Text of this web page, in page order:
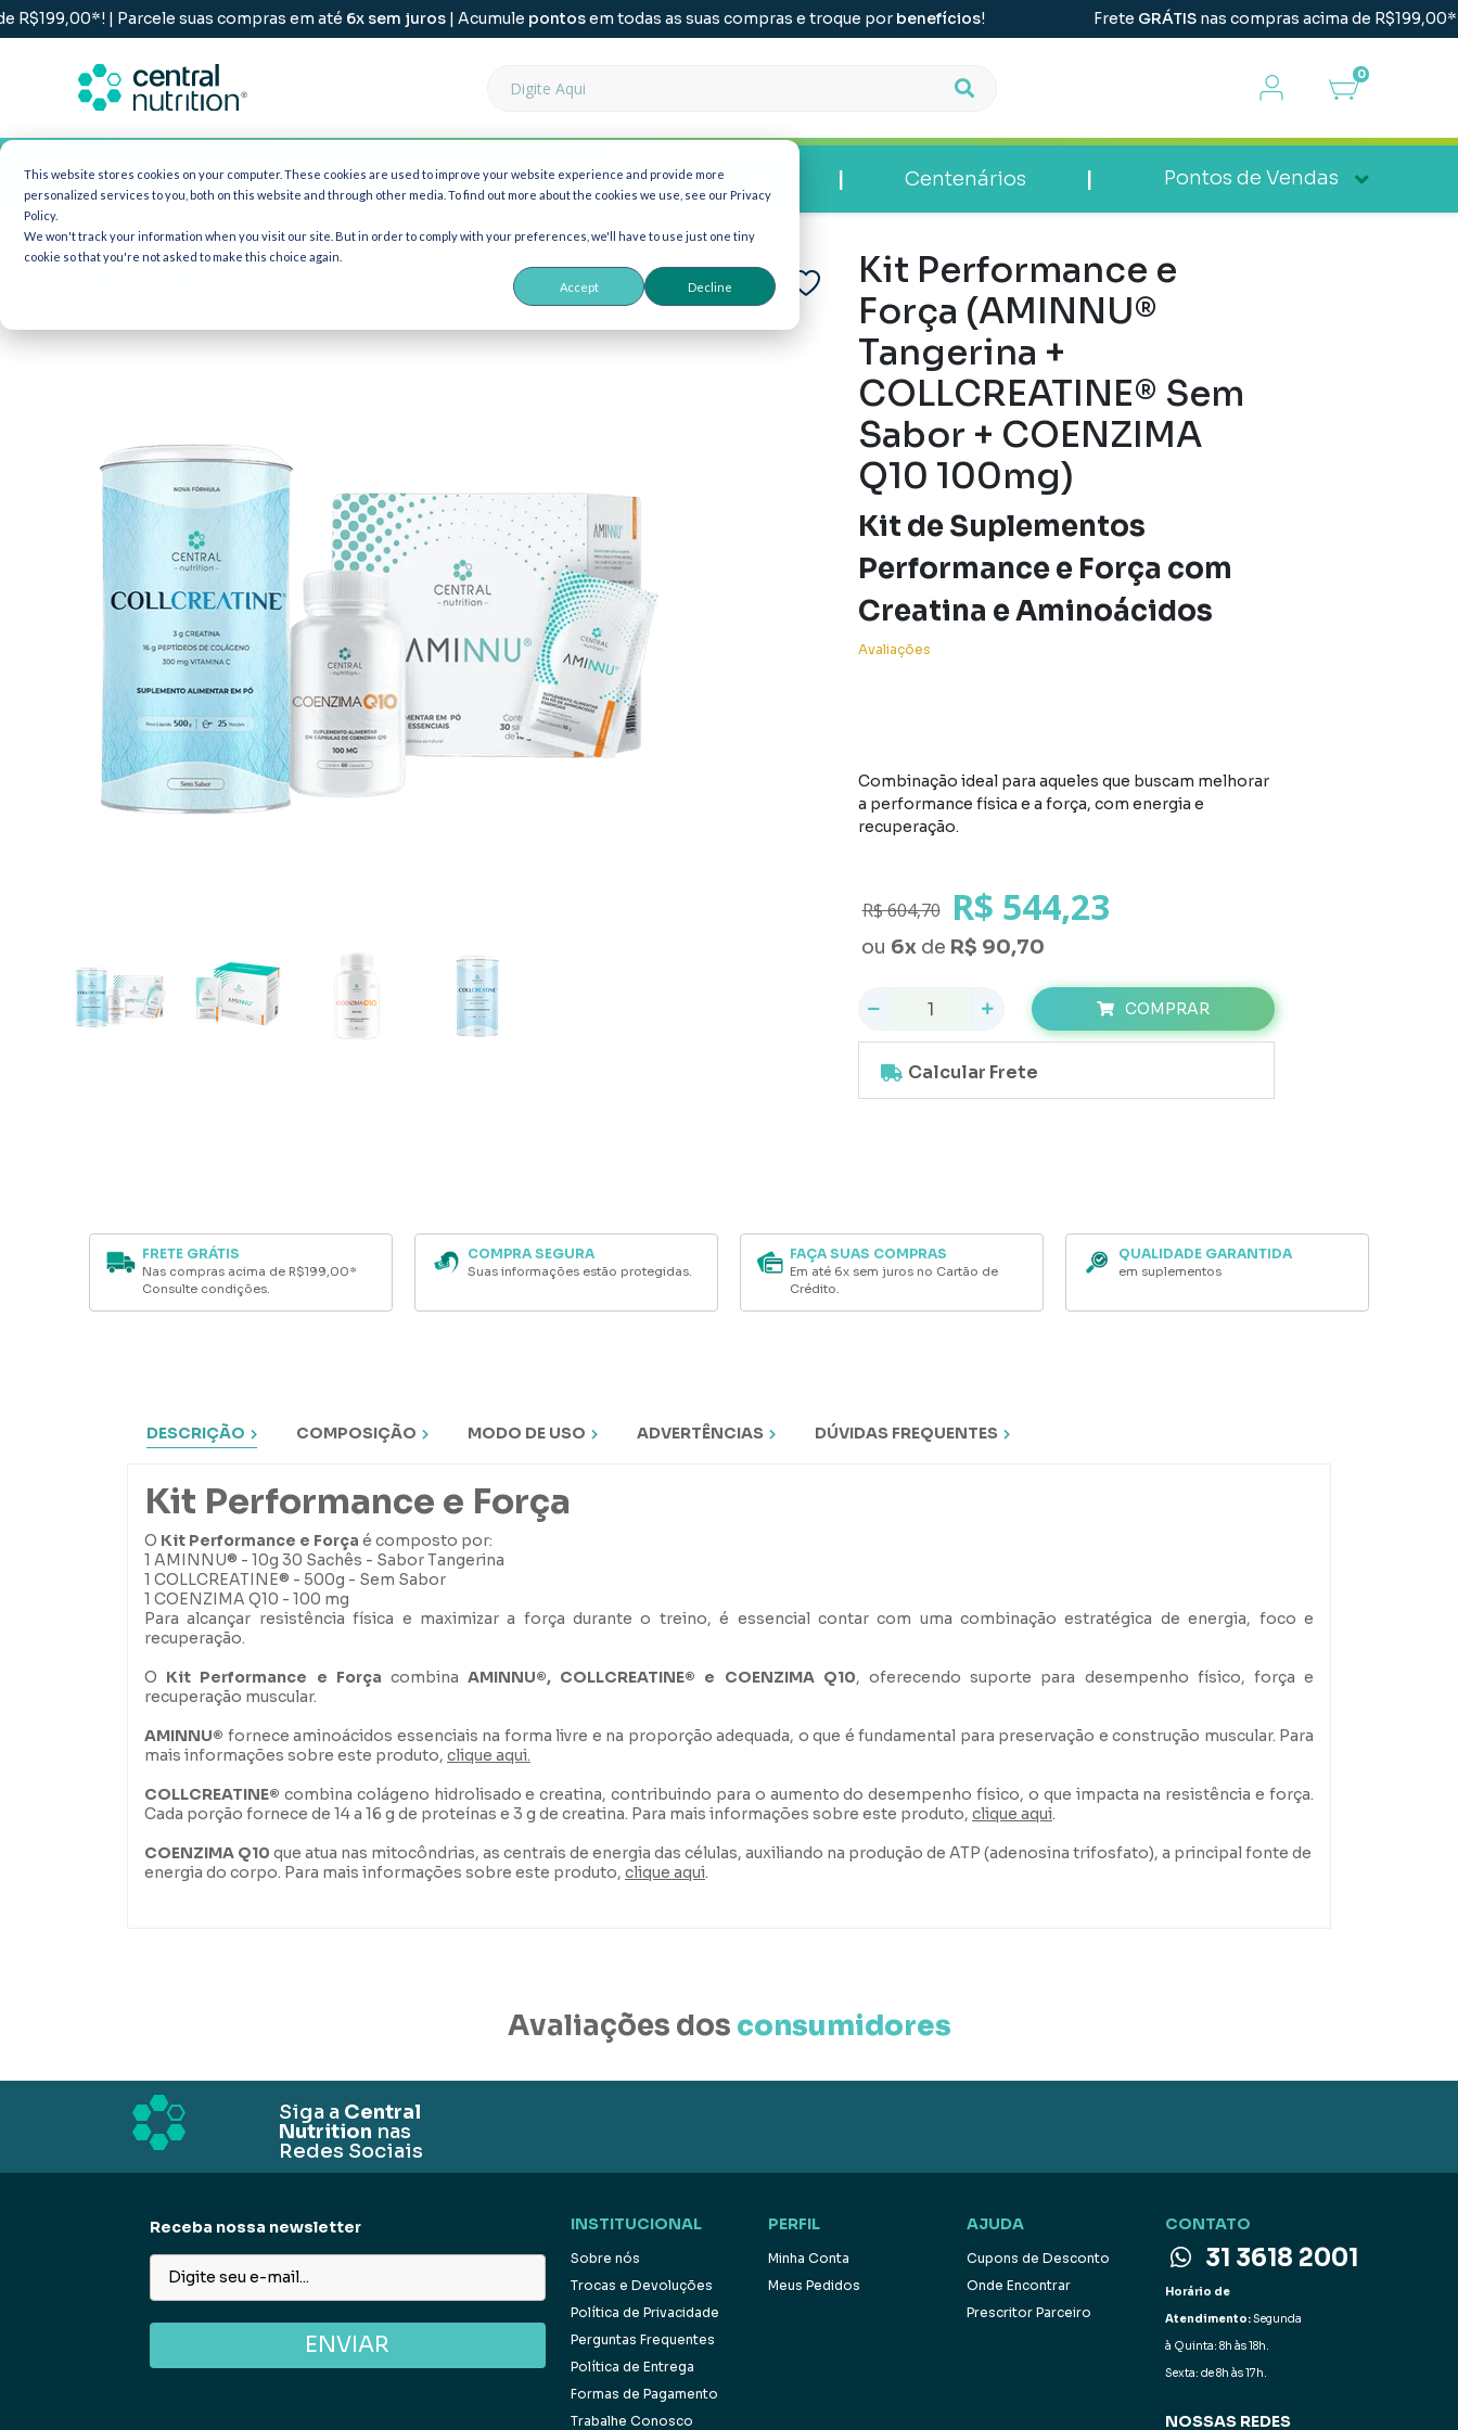
This website stores cookies on your computer. These cookies are used to improve your website experience and provide more
personalized services to you, both on this website and through other media. To find out more about the cookies we use, see our Privacy
Policy.
We won't track your information when you visit our site. But in order to comply with your preferences, we'll have to use just one tiny
cookie so that you're not asked to make this choice again.
Accept Decline
| Parcele suas compras em até 6x sem juros| Acumulepontos em todas as suas compras e troque porbenefícios! GRÁTIS nas compras acima de R$199,00*! |
0
Categorias | Objetivo | Prescritor | Centenários | Pontos de Vendas
Kit Performance e
Força (AMINNU®
Tangerina +
COLLCREATINE® Sem
Sabor + COENZIMA
Q10 100mg)
Kit de Suplementos
Performance e Força com
Creatina e Aminoácidos
Avaliações
Combinação ideal para aqueles que buscam melhorar
a performance física e a força, com energia e
recuperação.
R$ 544,23
ou 6xde R$ 90,70
R$ 604,70
COMPRAR
FRETE GRÁTIS
Nas compras acima de R$199,00*
Consulte condições.
COMPRA SEGURA
Suas informações estão protegidas.
FAÇA SUAS COMPRAS
Em até 6x sem juros no Cartão de
Crédito.
QUALIDADE GARANTIDA
em suplementos
DESCRIÇÃO COMPOSIÇÃO MODO DE USO ADVERTÊNCIAS DÚVIDAS FREQUENTES
Kit Performance e Força
O Kit Performance e Força é composto por:
1 AMINNU® - 10g 30 Sachês - Sabor Tangerina
1 COLLCREATINE® - 500g - Sem Sabor
1 COENZIMA Q10 - 100 mg
Para alcançar resistência física e maximizar a força durante o treino, é essencial contar com uma combinação estratégica de energia, foco e
recuperação.
O Kit Performance e Força combinaAMINNU®, COLLCREATINE® e COENZIMA Q10, oferecendo suporte para desempenho físico, força e
recuperação muscular.
AMINNU® fornece aminoácidos essenciais na forma livre e na proporção adequada, o que é fundamental para preservação e construção muscular. Para
mais informações sobre este produto, clique aqui.
COLLCREATINE® combina colágeno hidrolisado e creatina, contribuindo para o aumento do desempenho físico, o que impacta na resistência e força.
Cada porção fornece de 14 a 16 g de proteínas e 3 g de creatina. Para mais informações sobre este produto, clique aqui.
COENZIMA Q10 que atua nas mitocôndrias, as centrais de energia das células, auxiliando na produção de ATP (adenosina trifosfato), a principal fonte de
energia do corpo. Para mais informações sobre este produto, clique aqui.
Avaliações dos consumidores
Siga a Central
Nutrition nas
Redes Sociais
Receba nossa newsletter
ENVIAR
INSTITUCIONAL
Sobre nós
Trocas e Devoluções
Política de Privacidade
Perguntas Frequentes
Política de Entrega
Formas de Pagamento
Trabalhe Conosco
PERFIL
Minha Conta
Meus Pedidos
AJUDA
Cupons de Desconto
Onde Encontrar
Prescritor Parceiro
CONTATO
31 3618 2001
Horário de
Atendimento:Segunda
à Quinta: 8h às 18h.
Sexta: de 8h às 17h.
NOSSAS REDES